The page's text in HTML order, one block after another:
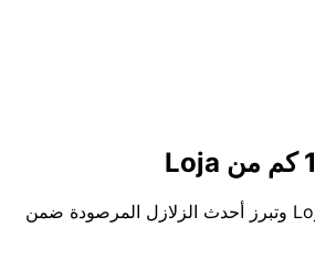
تتمركز الخريطة حول Loja وتبرز أحدث الزلازل المرصودة ضمن